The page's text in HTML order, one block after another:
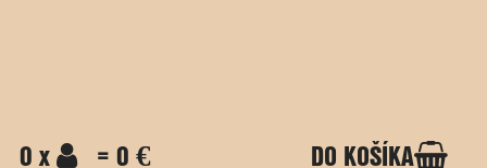
0 x = 0 € DO KOŠÍKA